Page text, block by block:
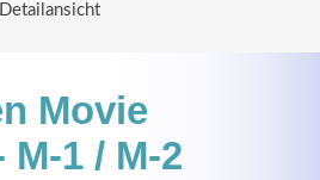
Detailansicht
Movie
1 / M-2